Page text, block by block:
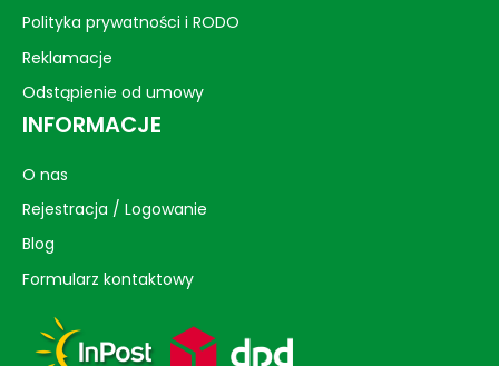
Polityka prywatności i RODO
Reklamacje
Odstąpienie od umowy
INFORMACJE
O nas
Rejestracja / Logowanie
Blog
Formularz kontaktowy